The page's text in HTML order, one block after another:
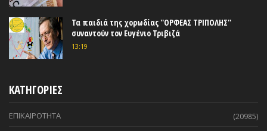
Τα παιδιά της χορωδίας ''ΟΡΦΕΑΣ ΤΡΙΠΟΛΗΣ''
συναντούν τον Ευγένιο Τριβιζά
13:19
ΚΑΤΗΓΟΡΙΕΣ
ΕΠΙΚΑΙΡΟΤΗΤΑ (20985)